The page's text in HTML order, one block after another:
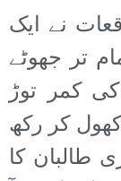
نے ایک
تر جھوٹے
کمر توڑ
کر رکھ
طالبان کا